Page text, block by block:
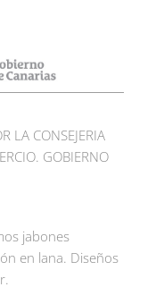
LA CONSEJERIA
GOBIERNO
jabones
en lana. Diseños